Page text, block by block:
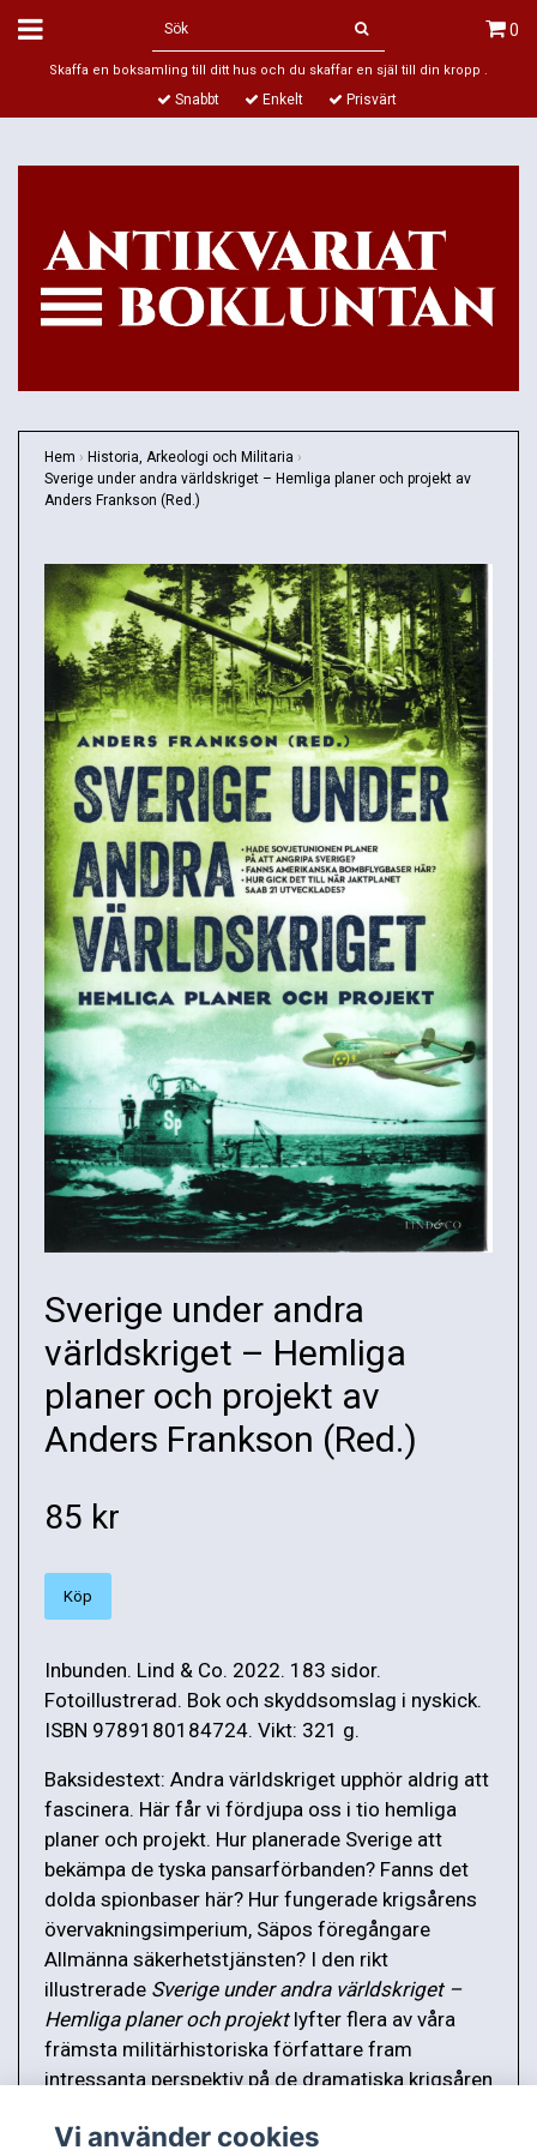
0
Skaffa en boksamling till ditt hus och du skaffar en själ till din kropp .
Snabbt Enkelt Prisvärt
Hem › Historia, Arkeologi och Militaria ›
Sverige under andra världskriget – Hemliga planer och projekt av
Anders Frankson (Red.)
Sverige under andra
världskriget – Hemliga
planer och projekt av
Anders Frankson (Red.)
85 kr
Köp
Inbunden. Lind & Co. 2022. 183 sidor.
Fotoillustrerad. Bok och skyddsomslag i nyskick.
ISBN 9789180184724. Vikt: 321 g.
Baksidestext: Andra världskriget upphör aldrig att
fascinera. Här får vi fördjupa oss i tio hemliga
planer och projekt. Hur planerade Sverige att
bekämpa de tyska pansarförbanden? Fanns det
dolda spionbaser här? Hur fungerade krigsårens
övervakningsimperium, Säpos föregångare
Allmänna säkerhetstjänsten? I den rikt
illustrerade Sverige under andra världskriget –
Hemliga planer och projektlyfter flera av våra
främsta militärhistoriska författare fram
intressanta perspektiv på de dramatiska krigsåren
Vi använder cookies